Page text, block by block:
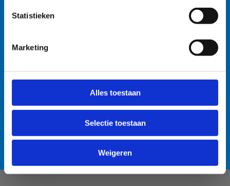
Statistieken
Marketing
Alles toestaan
Selectie toestaan
Weigeren
recreatieverbod geldt. 🛶 Roeien, kajakken en zeilen
wordt afgeraden, maar kunnen mits volgende
na elke training. • Boten goed afspoelen na elke
training. • Niet in de drijflaag varen. • Niet voor
personen met een zwakke gezondheid. Voor de
voorzien. Bedankt voor jullie begrip! 💙
Lees meer over de alternatieve zwemlocatie
Anti-Robot Verification
Click to start verification
Verzend